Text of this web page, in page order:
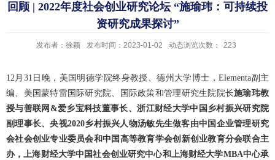
回顾 | 2022年度社会创业研究论坛 “施瑜玮：可持续投
资研究成果探讨”
发布者：徐颖 发布时间：2023-01-02 动态浏览次数： 223
12月 31 日晚，美国明德学院终身教授、德州大学博士，Elementa副主
编、美国蒙特雷国际研究院、国际政策和管理研究生院院长施瑜玮教
授与善联网 &爱乡宝科技董事长、浙江财经大学中国乡村振兴研究院
副理事长、央视2020乡村振兴人物汤敏先生做客由中国企业管理研究
会社会创业专业委员会和中国高等教育学会创新创业教育分会联合主
办，上海财经大学中国社会创业研究中心和上海财经大学MBA中心承